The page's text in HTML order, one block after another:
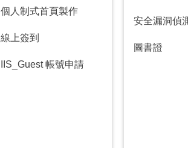
個人制式首頁製作
線上簽到
IIS_Guest 帳號申請
安全漏洞偵
圖書證